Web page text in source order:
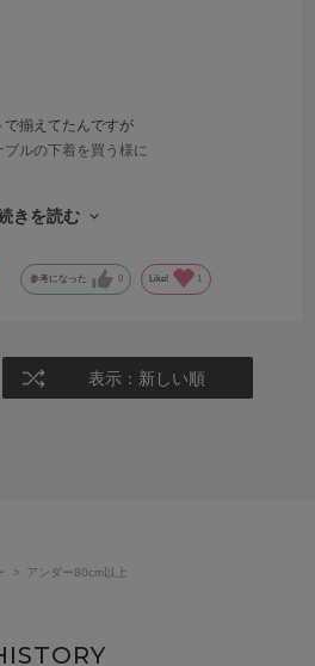
揃えてたんですが
ルの下着を買う様に
、服のラインも全然
し（洗う）大切に使うので
買おう‼︎と思いました。
きを読む
参考になった 0 Like! 1
表示：新しい順
> アンダー80cm以上